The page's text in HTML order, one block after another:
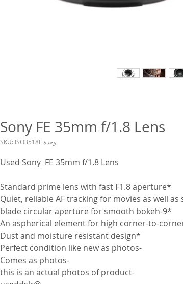
Sony FE 35mm f/1.8 Lens
وحدة SKU: ISO3518F
Used Sony FE 35mm f/1.8 Lens
*
Standard prime lens with fast F1.8 aperture
*9-blade circular aperture for smooth bokeh
*Dust and moisture resistant design
-Perfect condition like new as photos
-Comes as photos
-this is an actual photos of product